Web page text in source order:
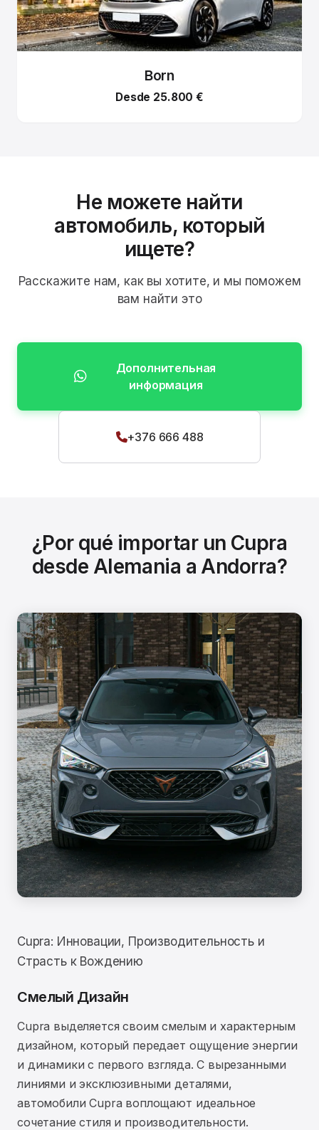
Born
Desde 25.800 €
Не можете найти
автомобиль, который
ищете?
Расскажите нам, как вы хотите, и мы поможем
вам найти это
Дополнительная
информация
+376 666 488
¿Por qué importar un Cupra
desde Alemania a Andorra?
Cupra: Инновации, Производительность и
Страсть к Вождению
Смелый Дизайн
Cupra выделяется своим смелым и характерным
дизайном, который передает ощущение энергии
и динамики с первого взгляда. С вырезанными
линиями и эксклюзивными деталями,
автомобили Cupra воплощают идеальное
сочетание стиля и производительности.